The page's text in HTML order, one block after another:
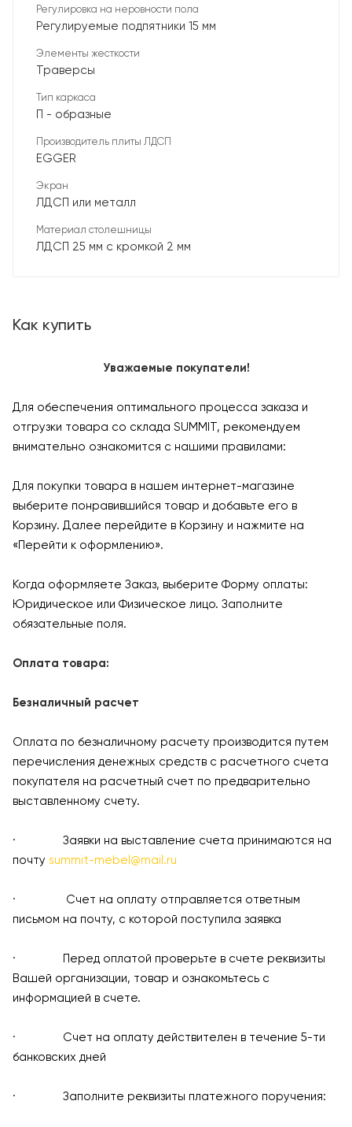
Регулировка на неровности пола
Регулируемые подпятники 15 мм
Элементы жесткости
Траверсы
Тип каркаса
П - образные
Производитель плиты ЛДСП
EGGER
Экран
ЛДСП или металл
Материал столешницы
ЛДСП 25 мм с кромкой 2 мм
Как купить
Уважаемые покупатели!
Для обеспечения оптимального процесса заказа и
отгрузки товара со склада SUMMIT, рекомендуем
внимательно ознакомится с нашими правилами:
Для покупки товара в нашем интернет-магазине
выберите понравившийся товар и добавьте его в
Корзину. Далее перейдите в Корзину и нажмите на
«Перейти к оформлению».
Когда оформляете Заказ, выберите Форму оплаты:
Юридическое или Физическое лицо. Заполните
обязательные поля.
Оплата товара:
Безналичный расчет
Оплата по безналичному расчету производится путем
перечисления денежных средств с расчетного счета
покупателя на расчетный счет по предварительно
выставленному счету.
· Заявки на выставление счета принимаются на
почту summit-mebel@mail.ru
· Счет на оплату отправляется ответным
письмом на почту, с которой поступила заявка
· Перед оплатой проверьте в счете реквизиты
Вашей организации, товар и ознакомьтесь с
информацией в счете.
· Счет на оплату действителен в течение 5-ти
банковских дней
· Заполните реквизиты платежного поручения: